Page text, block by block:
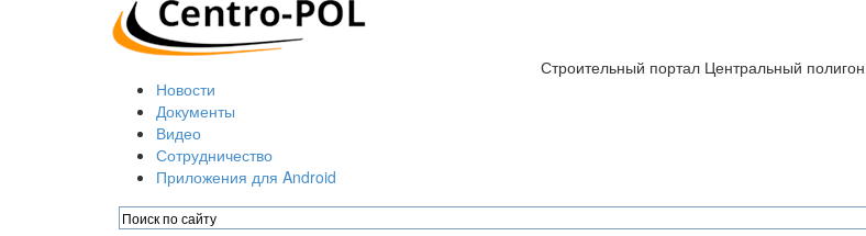
Строительный портал Центральный полигон
Новости
Документы
Видео
Сотрудничество
Приложения для Android